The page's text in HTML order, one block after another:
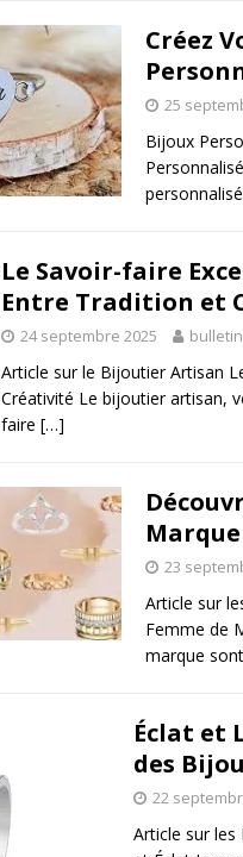
Créez
25
Bijoux
Le Savoir-faire
Entre Tradition et
24 septembre 2025
Article sur le Bijoutier Artisan
Créativité Le bijoutier artisan,
faire […]
23
Article sur
Femme de
marque
Éclat et
des
22
Article sur